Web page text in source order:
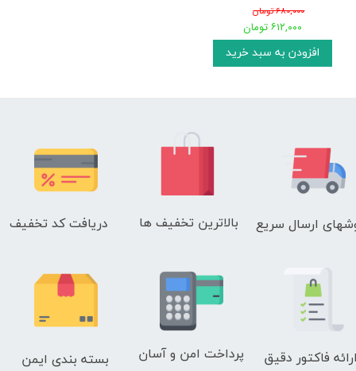
۶۸۰,۰۰۰ تومان
۶۱۲,۰۰۰ تومان
افزودن به سبد خرید
ارسال سریع دریافت کد تخفیف بالاترین تخفیف ها
بسته بندی ایمن فاکتور دقیق پرداخت امن و آسان